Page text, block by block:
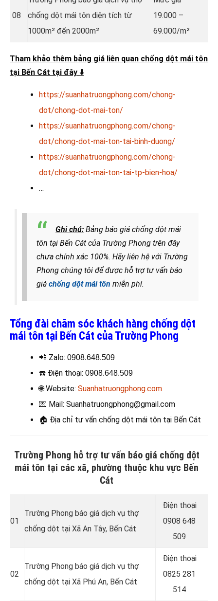
08
chống dột mái tôn diện tích từ
1000m² đến 2000m²
19.000 –
69.000/m²
Tham khảo thêm bảng giá liên quan chống dột mái tôn
tại Bến Cát tại đây ⬇️
https://suanhatruongphong.com/chong-
dot/chong-dot-mai-ton/
https://suanhatruongphong.com/chong-
dot/chong-dot-mai-ton-tai-binh-duong/
https://suanhatruongphong.com/chong-
dot/chong-dot-mai-ton-tai-tp-bien-hoa/
…
Ghi chú: Bảng báo giá chống dột mái
tôn tại Bến Cát của Trường Phong trên đây
chưa chính xác 100%. Hãy liên hệ với Trường
Phong chúng tôi để được hỗ trợ tư vấn báo
giá chống dột mái tôn miễn phí.
Tổng đài chăm sóc khách hàng chống dột
mái tôn tại Bến Cát của Trường Phong
📲 Zalo: 0908.648.509
☎️ Điện thoại: 0908.648.509
🌐 Website: Suanhatruongphong.com
💌 Mail: Suanhatruongphong@gmail.com
🏠 Địa chỉ tư vấn chống dột mái tôn tại Bến Cát
Trường Phong hỗ trợ tư vấn báo giá chống dột
mái tôn tại các xã, phường thuộc khu vực Bến
Cát
01
Trường Phong báo giá dịch vụ thợ
chống dột tại Xã An Tây, Bến Cát
Điện thoại
0908 648
509
02
Trường Phong báo giá dịch vụ thợ
chống dột tại Xã Phú An, Bến Cát
Điện thoại
0825 281
514